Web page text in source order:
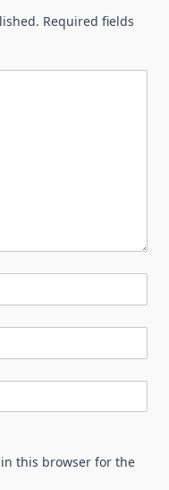
Required fields
this browser for the